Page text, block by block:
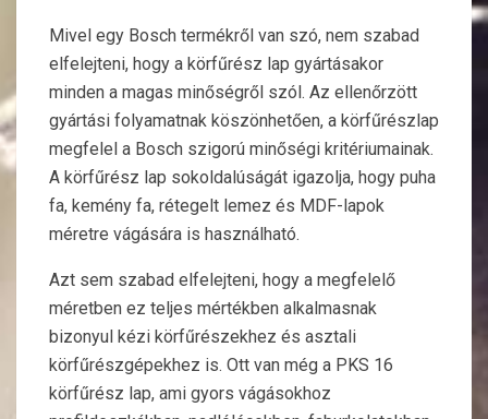
Mivel egy Bosch termékről van szó, nem szabad
elfelejteni, hogy a körfűrész lap gyártásakor
minden a magas minőségről szól. Az ellenőrzött
gyártási folyamatnak köszönhetően, a körfűrészlap
megfelel a Bosch szigorú minőségi kritériumainak.
A körfűrész lap sokoldalúságát igazolja, hogy puha
fa, kemény fa, rétegelt lemez és MDF-lapok
méretre vágására is használható.
Azt sem szabad elfelejteni, hogy a megfelelő
méretben ez teljes mértékben alkalmasnak
bizonyul kézi körfűrészekhez és asztali
körfűrészgépekhez is. Ott van még a PKS 16
körfűrész lap, ami gyors vágásokhoz